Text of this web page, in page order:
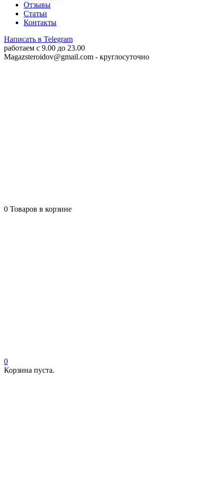
Отзывы
Статьи
Контакты
Написать в Telegram
работаем c 9.00 до 23.00
Magazsteroidov@gmail.com - круглосуточно
0 Товаров в корзине
0
Корзина пуста.